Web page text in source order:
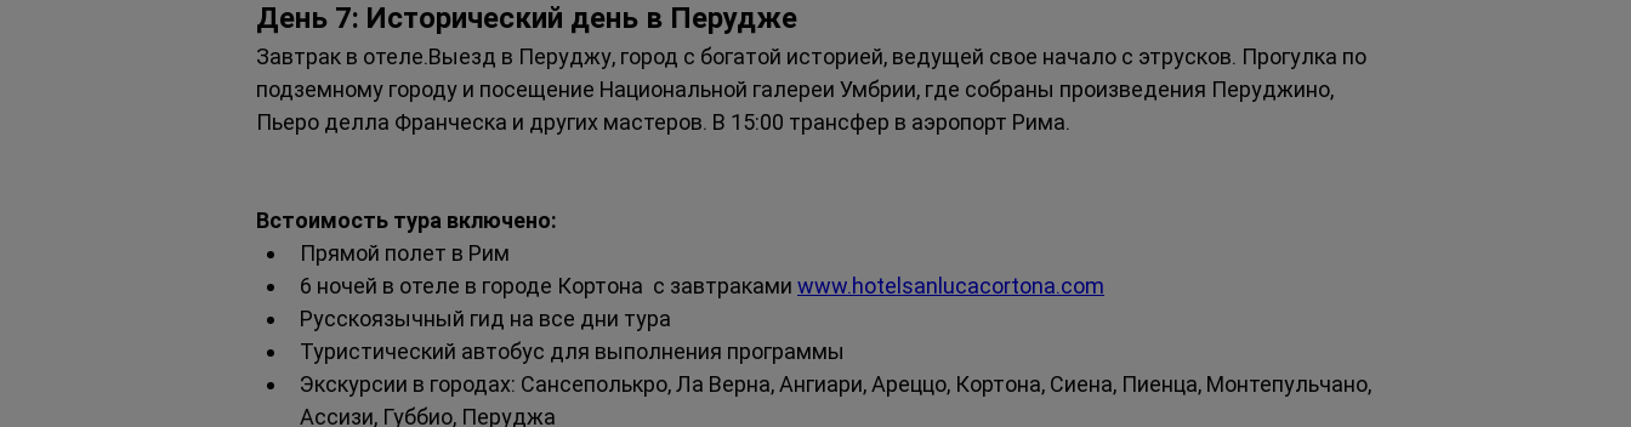
День 7: Исторический день в Перудже
Завтрак в отеле.Выезд в Перуджу, город с богатой историей, ведущей свое начало с этрусков. Прогулка по
подземному городу и посещение Национальной галереи Умбрии, где собраны произведения Перуджино,
Пьеро делла Франческа и других мастеров. В 15:00 трансфер в аэропорт Рима.
Встоимость тура включено:
Прямой полет в Рим
6 ночей в отеле в городе Кортона  с завтраками www.hotelsanlucacortona.com
Русскоязычный гид на все дни тура
Туристический автобус для выполнения программы
Экскурсии в городах: Сансеполькро, Ла Верна, Ангиари, Ареццо, Кортона, Сиена, Пиенца, Монтепульчано,
Ассизи, Губбио, Перуджа